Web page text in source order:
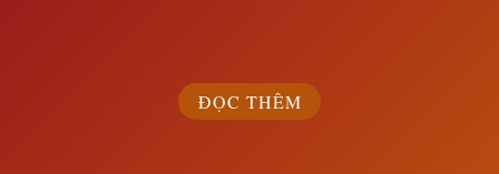
và tổ chức
ĐỌC THÊM